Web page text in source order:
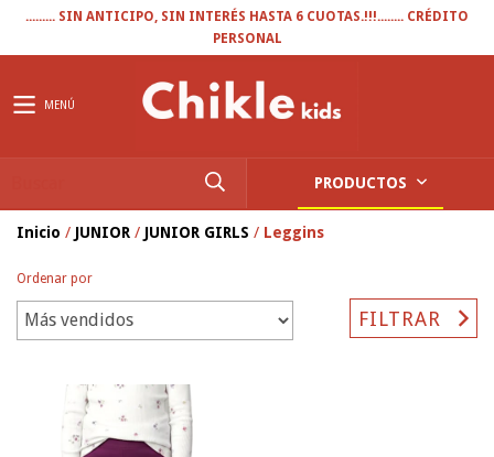
......... SIN ANTICIPO, SIN INTERÉS HASTA 6 CUOTAS.!!!........ CRÉDITO
PERSONAL
MENÚ
PRODUCTOS
Inicio / JUNIOR / JUNIOR GIRLS / Leggins
Ordenar por
FILTRAR